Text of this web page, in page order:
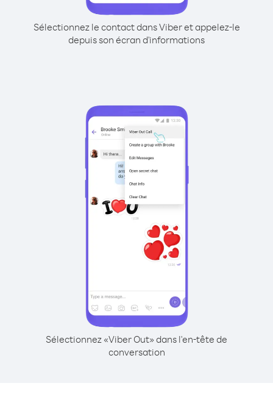
Sélectionnez le contact dans Viber et appelez-le
depuis son écran d'informations
Sélectionnez «Viber Out» dans l'en-tête de
conversation